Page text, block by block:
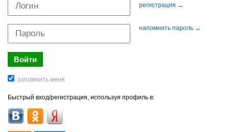
регистрация →
напомнить пароль →
Быстрый вход/регистрация, используя профиль в: